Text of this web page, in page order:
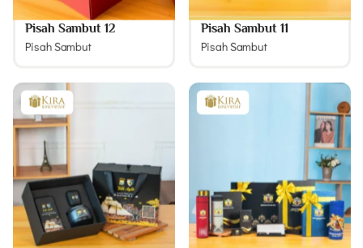
Pisah Sambut 12
Pisah Sambut
Pisah Sambut 11
Pisah Sambut